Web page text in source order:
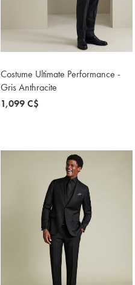
Costume Ultimate Performance -
Gris Anthracite
now
1,099 C$